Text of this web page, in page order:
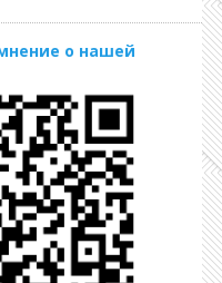
о нашей